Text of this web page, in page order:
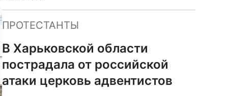
ПРОТЕСТАНТЫ
В Харьковской области
пострадала от российской
атаки церковь адвентистов